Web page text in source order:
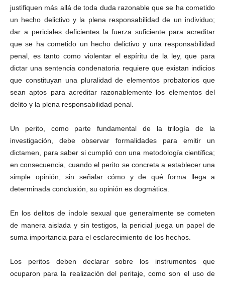
justifiquen más allá de toda duda razonable que se ha cometido
un hecho delictivo y la plena responsabilidad de un individuo;
dar a periciales deficientes la fuerza suficiente para acreditar
que se ha cometido un hecho delictivo y una responsabilidad
penal, es tanto como violentar el espíritu de la ley, que para
dictar una sentencia condenatoria requiere que existan indicios
que constituyan una pluralidad de elementos probatorios que
sean aptos para acreditar razonablemente los elementos del
delito y la plena responsabilidad penal.
Un perito, como parte fundamental de la trilogía de la
investigación, debe observar formalidades para emitir un
dictamen, para saber si cumplió con una metodología científica;
en consecuencia, cuando el perito se concreta a establecer una
simple opinión, sin señalar cómo y de qué forma llega a
determinada conclusión, su opinión es dogmática.
En los delitos de índole sexual que generalmente se cometen
de manera aislada y sin testigos, la pericial juega un papel de
suma importancia para el esclarecimiento de los hechos.
Los peritos deben declarar sobre los instrumentos que
ocuparon para la realización del peritaje, como son el uso de